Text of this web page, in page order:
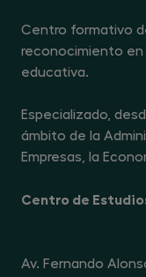
Centro formativo
reconocimiento en
educativa.
Especializado,
ámbito de la
Empresas, la
Centro de
Av. Fernando